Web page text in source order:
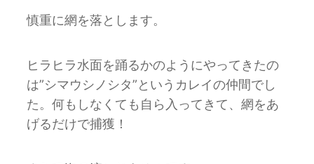
慎重に網を落とします。
ヒラヒラ水面を踊るかのようにやってきたの
は”シマウシノシタ”というカレイの仲間でし
た。何もしなくても自ら入ってきて、網をあ
げるだけで捕獲！